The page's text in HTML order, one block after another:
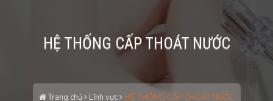
HỆ THỐNG CẤP THOÁT NƯỚC
Trang chủ Lĩnh vực HỆ THỐNG CẤP THOÁT NƯỚC